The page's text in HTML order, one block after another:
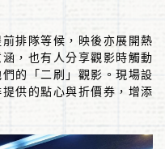
排隊等候，映後亦展開熱
，也有人分享觀影時觸動
的「二刷」觀影。現場設
供的點心與折價券，增添